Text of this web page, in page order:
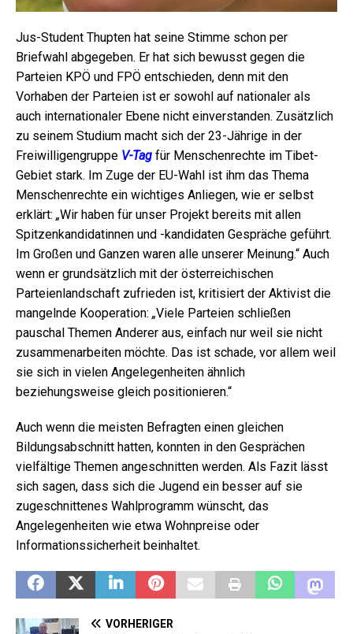
Jus-Student Thupten hat seine Stimme schon per
Briefwahl abgegeben. Er hat sich bewusst gegen die
Parteien KPÖ und FPÖ entschieden, denn mit den
Vorhaben der Parteien ist er sowohl auf nationaler als
auch internationaler Ebene nicht einverstanden. Zusätzlich
zu seinem Studium macht sich der 23-Jährige in der
Freiwilligengruppe V-Tag für Menschenrechte im Tibet-
Gebiet stark. Im Zuge der EU-Wahl ist ihm das Thema
Menschenrechte ein wichtiges Anliegen, wie er selbst
erklärt: „Wir haben für unser Projekt bereits mit allen
Spitzenkandidatinnen und -kandidaten Gespräche geführt.
Im Großen und Ganzen waren alle unserer Meinung.“ Auch
wenn er grundsätzlich mit der österreichischen
Parteienlandschaft zufrieden ist, kritisiert der Aktivist die
mangelnde Kooperation: „Viele Parteien schließen
pauschal Themen Anderer aus, einfach nur weil sie nicht
zusammenarbeiten möchte. Das ist schade, vor allem weil
sie sich in vielen Angelegenheiten ähnlich
beziehungsweise gleich positionieren.“
Auch wenn die meisten Befragten einen gleichen
Bildungsabschnitt hatten, konnten in den Gesprächen
vielfältige Themen angeschnitten werden. Als Fazit lässt
sich sagen, dass sich die Jugend ein besser auf sie
zugeschnittenes Wahlprogramm wünscht, das
Angelegenheiten wie etwa Wohnpreise oder
Informationssicherheit beinhaltet.
VORHERIGER